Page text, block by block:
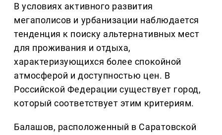
В условиях активного развития
мегаполисов и урбанизации наблюдается
тенденция к поиску альтернативных мест
для проживания и отдыха,
характеризующихся более спокойной
атмосферой и доступностью цен. В
Российской Федерации существует город,
который соответствует этим критериям.
Балашов, расположенный в Саратовской